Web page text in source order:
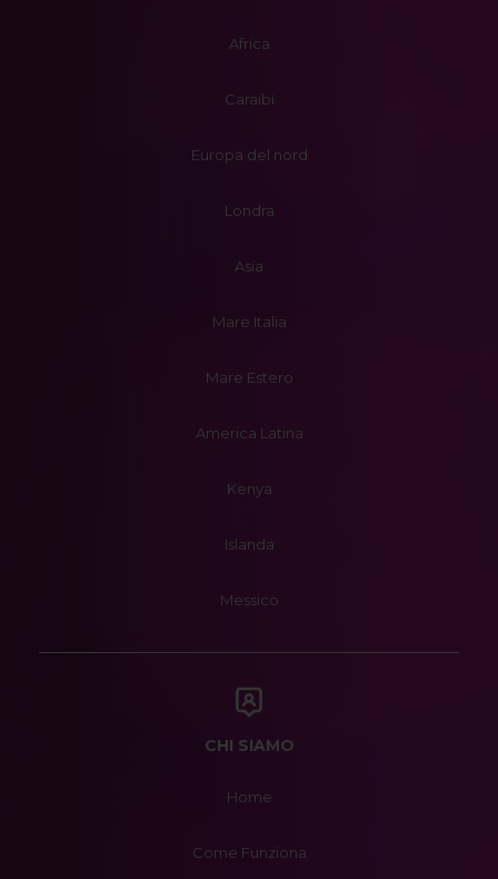
Africa
Caraibi
Europa del nord
Londra
Asia
Mare Italia
Mare Estero
America Latina
Kenya
Islanda
Messico
CHI SIAMO
Home
Come Funziona